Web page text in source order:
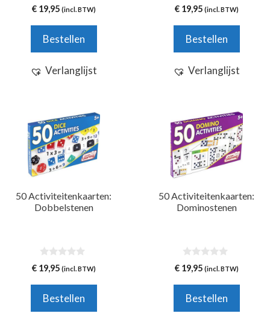
0
v
5
€19,95 (incl. BTW)
Bestellen
Verlanglijst
0
v
5
€19,95 (incl. BTW)
Bestellen
Verlanglijst
50 Activiteitenkaarten:
Dobbelstenen
0
v
5
€19,95 (incl. BTW)
Bestellen
50 Activiteitenkaarten:
Dominostenen
0
v
5
€19,95 (incl. BTW)
Bestellen